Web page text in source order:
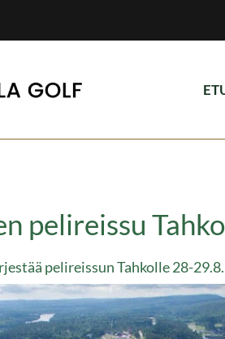
pelireissu
pelireissun Tahkolle 28-